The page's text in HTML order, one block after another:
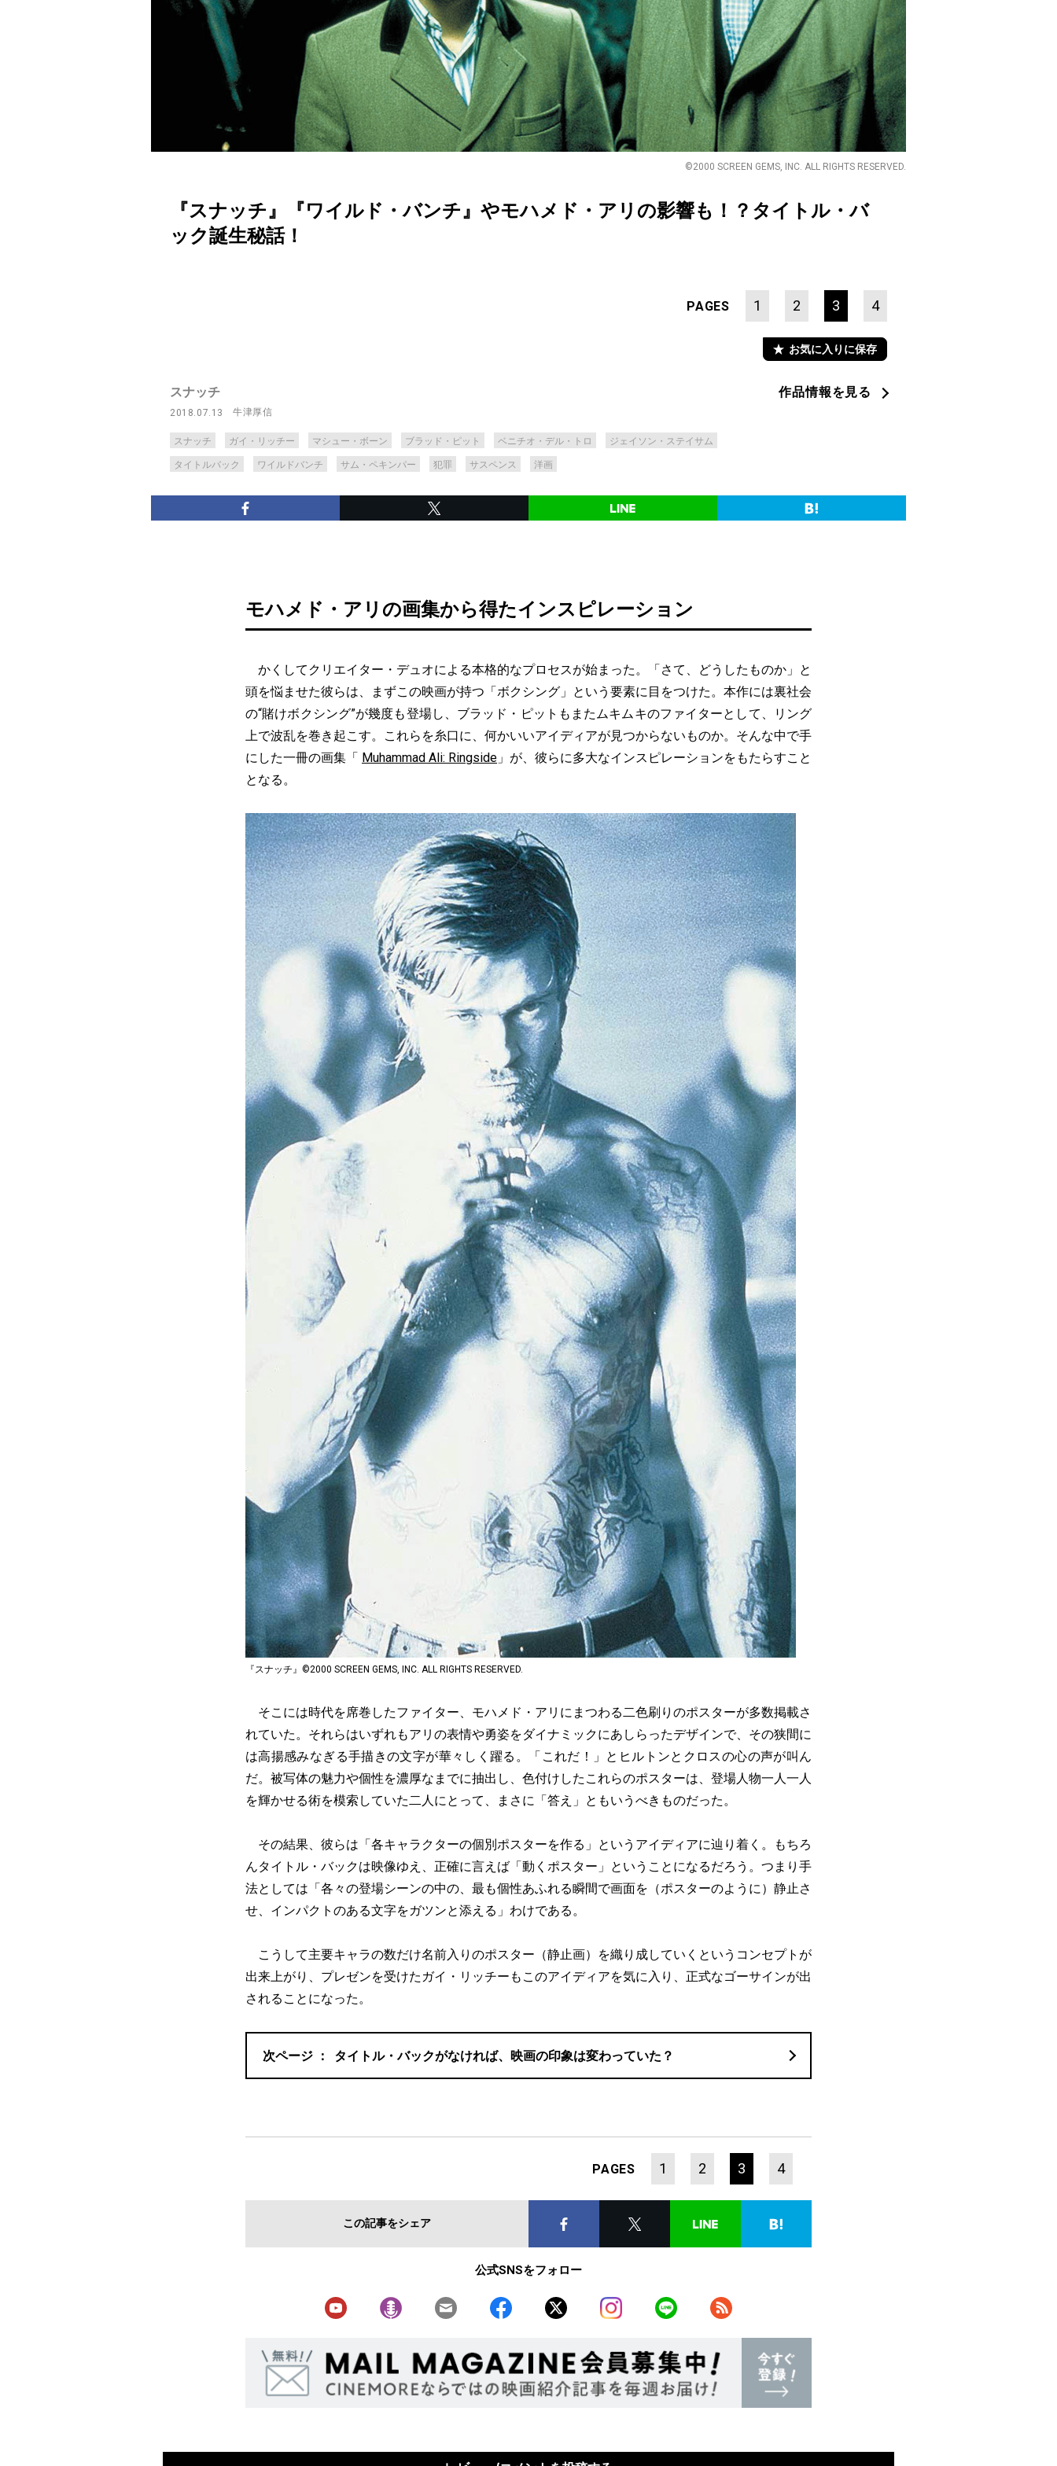
©2000 SCREEN GEMS, INC. ALL RIGHTS RESERVED.
『スナッチ』『ワイルド・バンチ』やモハメド・アリの影響も！？タイトル・バ
ック誕生秘話！
PAGES 1 2 3 4
お気に入りに保存
スナッチ
2018.07.13 牛津厚信
スナッチ ガイ・リッチー マシュー・ボーン ブラッド・ピット ベニチオ・デル・トロ ジェイソン・ステイサム
タイトルバック ワイルドバンチ サム・ペキンパー 犯罪 サスペンス 洋画
作品情報を見る
モハメド・アリの画集から得たインスピレーション
かくしてクリエイター・デュオによる本格的なプロセスが始まった。「さて、どうしたものか」と
頭を悩ませた彼らは、まずこの映画が持つ「ボクシング」という要素に目をつけた。本作には裏社会
の“賭けボクシング”が幾度も登場し、ブラッド・ピットもまたムキムキのファイターとして、リング
上で波乱を巻き起こす。これらを糸口に、何かいいアイディアが見つからないものか。そんな中で手
にした一冊の画集「 Muhammad Ali: Ringside 」が、彼らに多大なインスピレーションをもたらすこと
となる。
『スナッチ』©2000 SCREEN GEMS, INC. ALL RIGHTS RESERVED.
そこには時代を席巻したファイター、モハメド・アリにまつわる二色刷りのポスターが多数掲載さ
れていた。それらはいずれもアリの表情や勇姿をダイナミックにあしらったデザインで、その狭間に
は高揚感みなぎる手描きの文字が華々しく躍る。「これだ！」とヒルトンとクロスの心の声が叫ん
だ。被写体の魅力や個性を濃厚なまでに抽出し、色付けしたこれらのポスターは、登場人物一人一人
を輝かせる術を模索していた二人にとって、まさに「答え」ともいうべきものだった。
その結果、彼らは「各キャラクターの個別ポスターを作る」というアイディアに辿り着く。もちろ
んタイトル・バックは映像ゆえ、正確に言えば「動くポスター」ということになるだろう。つまり手
法としては「各々の登場シーンの中の、最も個性あふれる瞬間で画面を（ポスターのように）静止さ
せ、インパクトのある文字をガツンと添える」わけである。
こうして主要キャラの数だけ名前入りのポスター（静止画）を織り成していくというコンセプトが
出来上がり、プレゼンを受けたガイ・リッチーもこのアイディアを気に入り、正式なゴーサインが出
されることになった。
タイトル・バックがなければ、映画の印象は変わっていた？
PAGES 1 2 3 4
この記事をシェア
公式SNSをフォロー